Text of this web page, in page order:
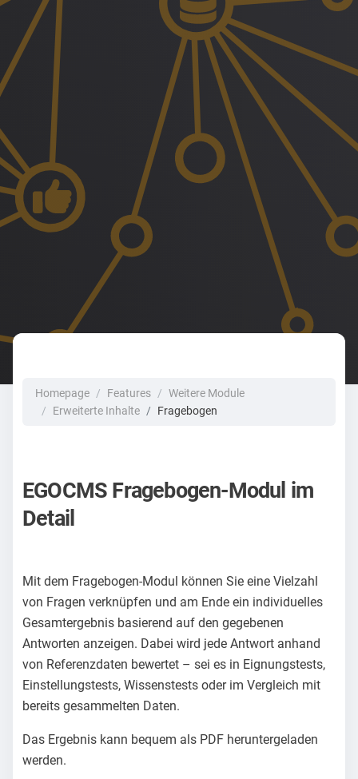
Homepage Features
Weitere Module
Erweiterte Inhalte
Fragebogen
EGOCMS Fragebogen-Modul im
Detail
Mit dem Fragebogen-Modul können Sie eine Vielzahl
von Fragen verknüpfen und am Ende ein individuelles
Gesamtergebnis basierend auf den gegebenen
Antworten anzeigen. Dabei wird jede Antwort anhand
von Referenzdaten bewertet – sei es in Eignungstests,
Einstellungstests, Wissenstests oder im Vergleich mit
bereits gesammelten Daten.
Das Ergebnis kann bequem als PDF heruntergeladen
werden.